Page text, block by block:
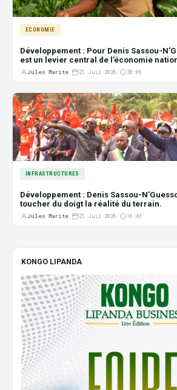
ECONOMIE
Développement : Pour Denis Sassou-
est un levier central de l’économie
Jules Marite 21 Juil 2026 20:06
INFRASTRUCTURES
Développement : Denis Sassou-
toucher du doigt la réalité du terrain.
Jules Marite 21 Juil 2026 16:43
KONGO LIPANDA